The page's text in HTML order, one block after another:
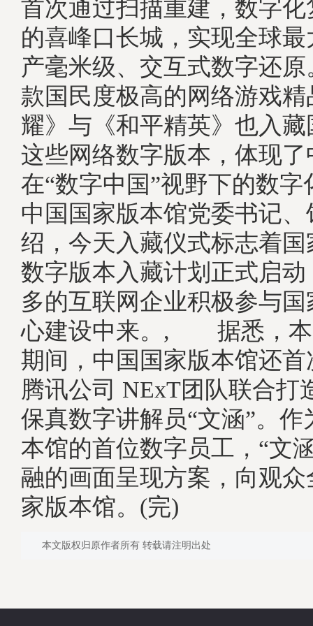
首次通过扫描重建，数字
的喜峰口长城，实现全球
产毫米级、交互式数字还
款国民度极高的网络游戏
耀》与《和平精英》也入
这些网络数字版本，体现了
在“数字中国”视野下的
中国国家版本馆党委书记
绍，今天入藏仪式标志着
数字版本入藏计划正式启
多的互联网企业积极参与
心建设中来。, 据悉，本
期间，中国国家版本馆还
腾讯公司 NExT团队联合打
保真数字讲解员“文涵”。
本馆的首位数字员工，“文
融的画面呈现方案，向观
家版本馆。(完)
本文版权归原作者所有 转载请注明出处